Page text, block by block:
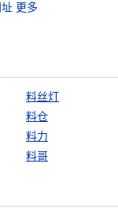
更多
料丝灯
料仓
料力
料哥